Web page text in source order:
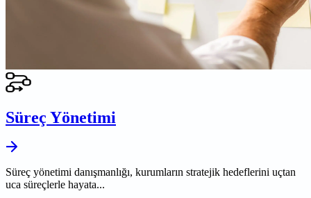
Süreç Yönetimi
Süreç yönetimi danışmanlığı, kurumların stratejik hedeflerini uçtan
uca süreçlerle hayata...